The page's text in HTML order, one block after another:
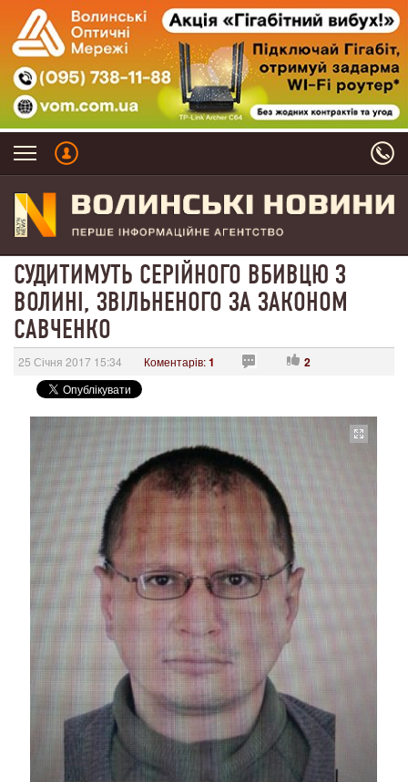
СУДИТИМУТЬ СЕРІЙНОГО ВБИВЦЮ З
ВОЛИНІ, ЗВІЛЬНЕНОГО ЗА ЗАКОНОМ
САВЧЕНКО
25 Січня 2017 15:34 Коментарів:1 2